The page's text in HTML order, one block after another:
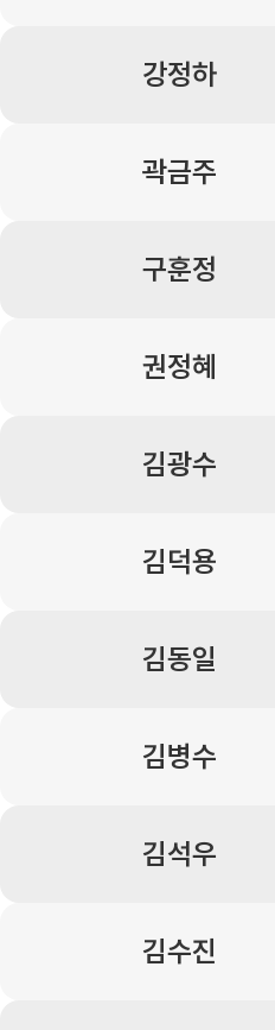
강정하
곽금주
구훈정
권정혜
김광수
김덕용
김동일
김병수
김석우
김수진